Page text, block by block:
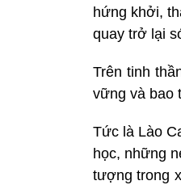
hứng khởi,
quay trở lại
Trên tinh
vững và bao
Tức là Lào
học, những
tượng trong